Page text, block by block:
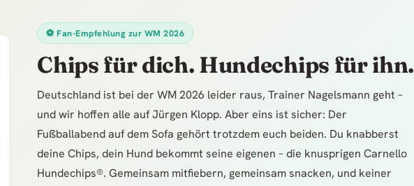
⚽ Fan-Empfehlung zur WM 2026
Chips für dich. Hundechips für ihn.
Deutschland ist bei der WM 2026 leider raus, Trainer Nagelsmann geht –
und wir hoffen alle auf Jürgen Klopp. Aber eins ist sicher: Der
Fußballabend auf dem Sofa gehört trotzdem euch beiden. Du knabberst
deine Chips, dein Hund bekommt seine eigenen – die knusprigen Carnello
Hundechips®. Gemeinsam mitfiebern, gemeinsam snacken, und keiner